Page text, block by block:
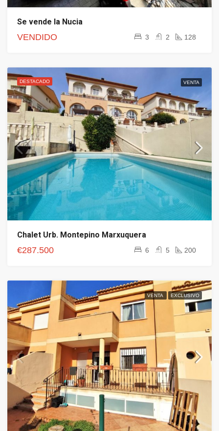
Se vende la Nucia
VENDIDO 3 2 128
DESTACADO VENTA
Chalet Urb. Montepino Marxuquera
€287.500 6 5 200
VENTA EXCLUSIVO